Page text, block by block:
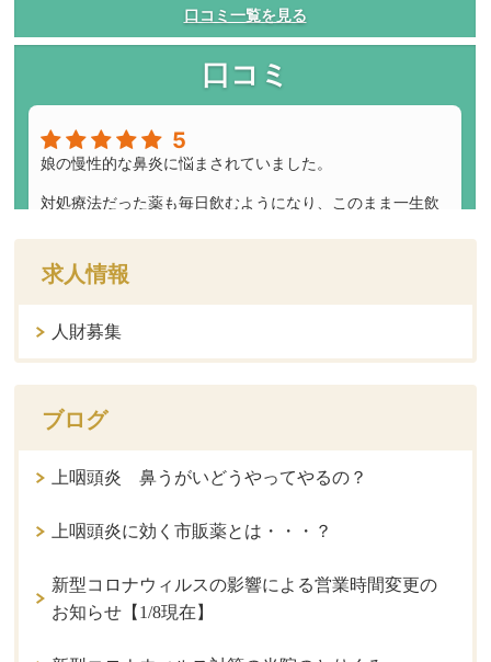
求人情報
人財募集
ブログ
上咽頭炎 鼻うがいどうやってやるの？
上咽頭炎に効く市販薬とは・・・？
新型コロナウィルスの影響による営業時間変更の
お知らせ【1/8現在】